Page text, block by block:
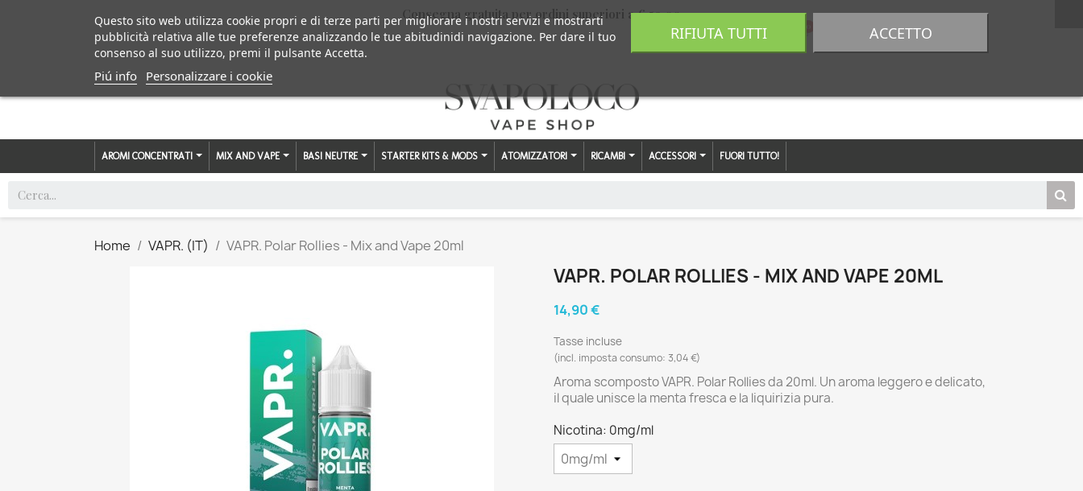
Consegna gratuita per ordini superiori a € 59,00
0,00 €
AROMI CONCENTRATI MIX AND VAPE BASI NEUTRE STARTER KITS & MODS ATOMIZZATORI RICAMBI ACCESSORI FUORI TUTTO!
Home VAPR. (IT) VAPR. Polar Rollies - Mix and Vape 20ml
VAPR. POLAR ROLLIES - MIX AND VAPE 20ML
14,90 €
Tasse incluse
(incl. imposta consumo: 3,04 €)
Aroma scomposto VAPR. Polar Rollies da 20ml. Un aroma leggero e delicato,
il quale unisce la menta fresca e la liquirizia pura.
Nicotina: 0mg/ml
Questo sito web utilizza cookie propri e di terze parti per migliorare i nostri servizi e mostrarti
pubblicità relativa alle tue preferenze analizzando le tue abitudinidi navigazione. Per dare il tuo
consenso al suo utilizzo, premi il pulsante Accetta.
Piú info Personalizzare i cookie
RIFIUTA TUTTI ACCETTO